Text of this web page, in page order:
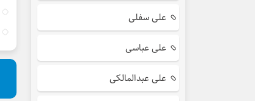
علی سفلی
علی عباسی
علی عبدالمالکی